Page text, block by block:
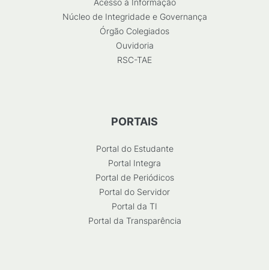
Acesso à Informação
Núcleo de Integridade e Governança
Órgão Colegiados
Ouvidoria
RSC-TAE
PORTAIS
Portal do Estudante
Portal Integra
Portal de Periódicos
Portal do Servidor
Portal da TI
Portal da Transparência